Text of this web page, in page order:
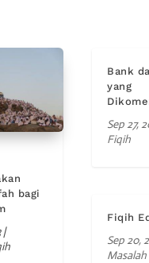
bagi
|
Bank
yang
Sep 27,
Fiqih
Fiqih
Sep 20,